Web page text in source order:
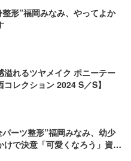
形”福岡みなみ、やってよか
溢れるツヤメイク ポニーテー
レクション 2024 S／S】
ーツ整形”福岡みなみ、幼少
けで決意「可愛くなろう」資金